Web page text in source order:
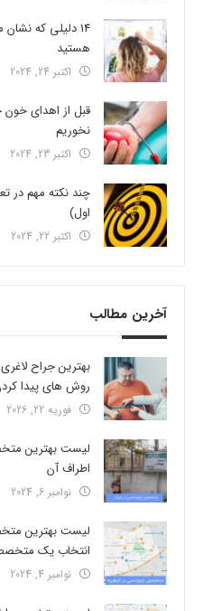
14 دلیلی که
هستید
اکتبر 24, 2024
قبل از اهدای
نخوریم
اکتبر 23, 2024
چند نکته مهم
اول)
اکتبر 22, 2024
آخرین مطالب
روش های پیدا
فوریه 22, 2026
لیست بهترین
اطراف آن
نوامبر 6, 2024
لیست بهترین
انتخاب یک
نوامبر 4, 2024